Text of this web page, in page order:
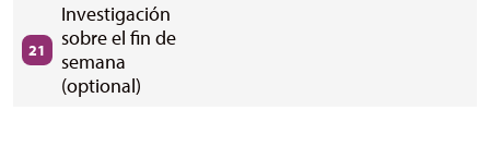
21
Investigación
sobre el fin de
semana
(optional)